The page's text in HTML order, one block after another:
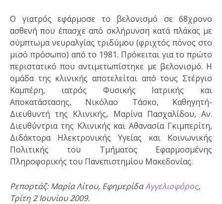
Ο γιατρός εφάρμοσε το βελονισμό σε 68χρονο
ασθενή που έπασχε από σκλήρυνση κατά πλάκας με
σύμπτωμα νευραλγίας τριδύμου (φριχτός πόνος στο
μισό πρόσωπο) από το 1981. Πρόκειται για το πρώτο
περιστατικό που αντιμετωπίστηκε με βελονισμό. Η
ομάδα της κλινικής αποτελείται από τους Στέργιο
Καμπέρη, ιατρός Φυσικής Ιατρικής και
Αποκατάστασης, Νικόλαο Τάσκο, Καθηγητή-
Διευθυντή της Κλινικής, Μαρίνα Πασχαλίδου, Αν.
Διευθύντρια της Κλινικής και Αθανασία Γκιμπερίτη,
Διδάκτορα Ηλεκτρονικής Υγείας και Κοινωνικής
Πολιτικής του Τμήματος Εφαρμοσμένης
Πληροφορικής του Πανεπιστημίου Μακεδονίας.
Ρεπορτάζ: Μαρία Λίτου, ΕφημερίδαΑγγελιοφόρος,
Τρίτη 2 Ιουνίου 2009.